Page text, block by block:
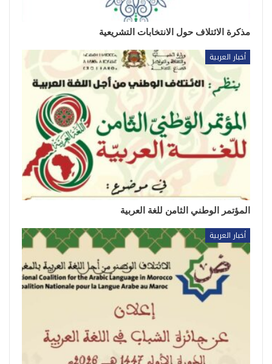
مذكرة الائتلاف حول الانتخابات التشريعية
أخبار العربية
المؤتمر الوطني الثامن للغة العربية
أخبار العربية